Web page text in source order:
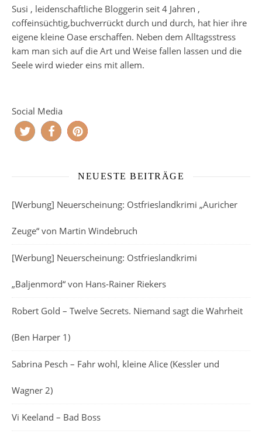
Susi , leidenschaftliche Bloggerin seit 4 Jahren ,
coffeinsüchtig,buchverrückt durch und durch, hat hier ihre
eigene kleine Oase erschaffen. Neben dem Alltagsstress
kam man sich auf die Art und Weise fallen lassen und die
Seele wird wieder eins mit allem.
Social Media
NEUESTE BEITRÄGE
[Werbung] Neuerscheinung: Ostfrieslandkrimi „Auricher
Zeuge“ von Martin Windebruch
[Werbung] Neuerscheinung: Ostfrieslandkrimi
„Baljenmord“ von Hans-Rainer Riekers
Robert Gold – Twelve Secrets. Niemand sagt die Wahrheit
(Ben Harper 1)
Sabrina Pesch – Fahr wohl, kleine Alice (Kessler und
Wagner 2)
Vi Keeland – Bad Boss